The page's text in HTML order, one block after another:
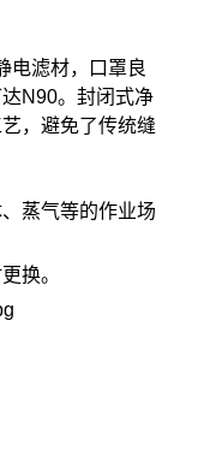
电滤材，口罩良
N90。封闭式净
，避免了传统缝
蒸气等的作业场
换。